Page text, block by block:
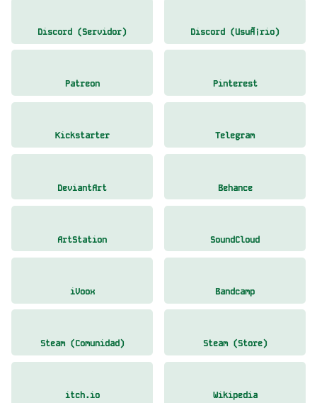
Discord (Servidor) Discord (UsuÃ¡rio)
Patreon Pinterest
Kickstarter Telegram
DeviantArt Behance
ArtStation SoundCloud
iVoox Bandcamp
Steam (Comunidad) Steam (Store)
itch.io Wikipedia